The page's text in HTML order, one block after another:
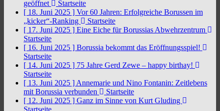
geöffnet
Startseite
[ 18. Juni 2025 ] Vor 60 Jahren: Erfolgreiche Borussen im
„kicker“-Ranking
Startseite
[ 17. Juni 2025 ] Eine Eiche für Borussias Abwehrzentrum
Startseite
[ 16. Juni 2025 ] Borussia bekommt das Eröffnungsspiel!
Startseite
[ 14. Juni 2025 ] 75 Jahre Gerd Zewe – happy birthay!
Startseite
[ 13. Juni 2025 ] Annemarie und Nino Fontanin: Zeitlebens
mit Borussia verbunden
Startseite
[ 12. Juni 2025 ] Ganz im Sinne von Kurt Gluding
Startseite